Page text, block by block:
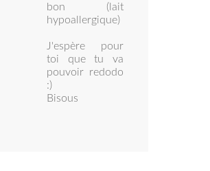
bon (lait
hypoallergique)
J'espère pour
toi que tu va
pouvoir redodo
:)
Bisous